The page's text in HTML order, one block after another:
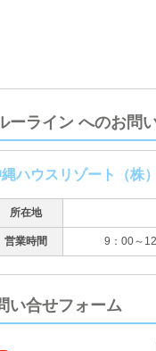
ーライン へのお問
ハウスリゾート（株）
所在地
営業時間 9：00～
い合せフォーム